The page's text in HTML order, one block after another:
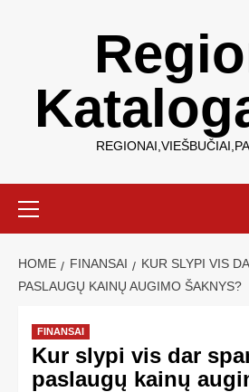
HOME FINANSAI
KUR SLYPI VIS
PASLAUGŲ KAINŲ AUGIMO ŠAKNYS?
FINANSAI
Kur slypi vis dar
paslaugų kainų